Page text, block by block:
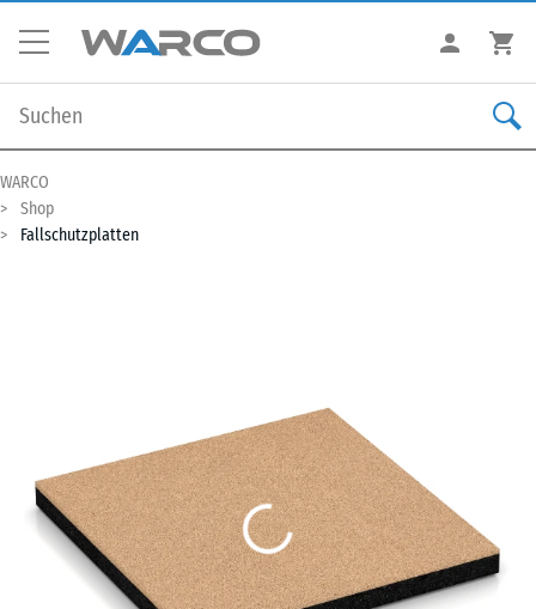
WARCO
Shop
Fallschutzplatten